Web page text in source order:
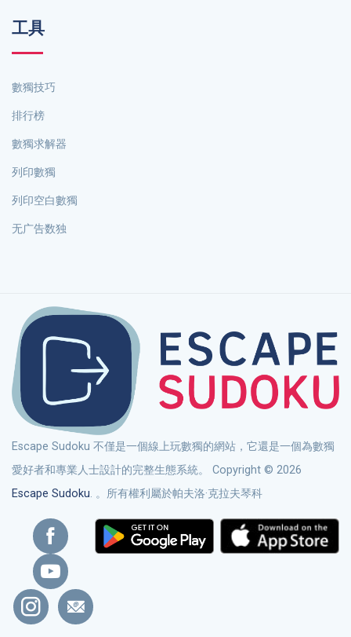
工具
數獨技巧
排行榜
數獨求解器
列印數獨
列印空白數獨
无广告数独
Escape Sudoku 不僅是一個線上玩數獨的網站，它還是一個為數獨
愛好者和專業人士設計的完整生態系統。 Copyright © 2026
Escape Sudoku. 。所有權利屬於帕夫洛·克拉夫琴科